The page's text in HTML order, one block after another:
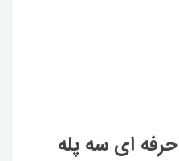
گوشگیر مدل EP08 حرفه ای سه پله